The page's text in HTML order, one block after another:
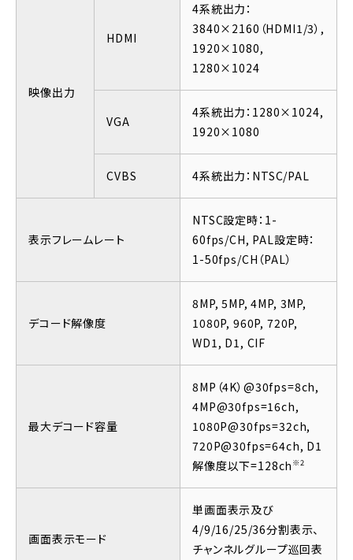
映像出力
HDMI
4系統出力：
3840×2160（HDMI1/3）,
1920×1080,
1280×1024
VGA
4系統出力：1280×1024,
1920×1080
CVBS 4系統出力：NTSC/PAL
表示フレームレート
NTSC設定時：1-
60fps/CH, PAL設定時：
1-50fps/CH（PAL）
デコード解像度
8MP, 5MP, 4MP, 3MP,
1080P, 960P, 720P,
WD1, D1, CIF
最大デコード容量
8MP（4K）@30fps=8ch,
4MP@30fps=16ch,
1080P@30fps=32ch,
720P@30fps=64ch, D1
解像度以下=128ch ※2
画面表示モード
単画面表示及び
4/9/16/25/36分割表示、
チャンネルグループ巡回表